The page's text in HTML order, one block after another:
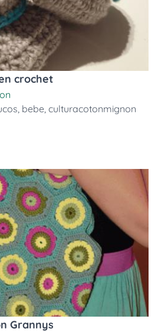
crochet
, bebe, culturacotonmignon
Grannys